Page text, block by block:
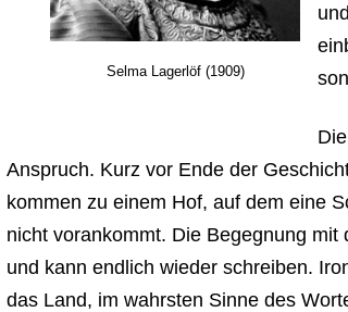
Selma Lagerlöf (1909)
Anspruch. Kurz vor Ende der
kommen zu einem Hof, auf dem eine
nicht vorankommt. Die Begegnung
und kann endlich wieder schreiben.
das Land, im wahrsten Sinne des